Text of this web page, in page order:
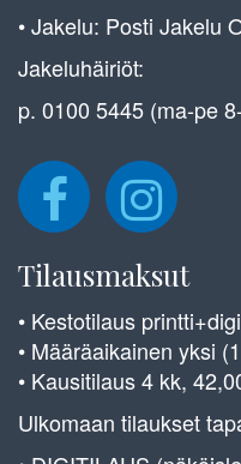
• Jakelu: Posti Jakelu
Jakeluhäiriöt:
p. 0100 5445 (ma-pe
Tilausmaksut
• Kestotilaus
• Määräaikainen yksi
• Kausitilaus 4 kk,
Ulkomaan tilaukset